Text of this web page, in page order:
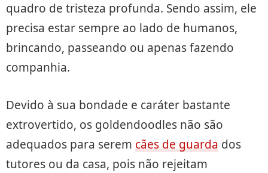
quadro de tristeza profunda. Sendo assim, ele
precisa estar sempre ao lado de humanos,
brincando, passeando ou apenas fazendo
companhia.
Devido à sua bondade e caráter bastante
extrovertido, os goldendoodles não são
adequados para serem cães de guarda dos
tutores ou da casa, pois não rejeitam